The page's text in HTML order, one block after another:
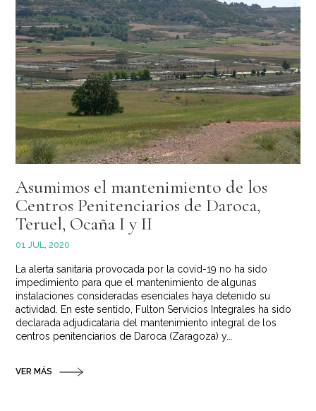
Asumimos el mantenimiento de los
Centros Penitenciarios de Daroca,
Teruel, Ocaña I y II
01 JUL, 2020
La alerta sanitaria provocada por la covid-19 no ha sido
impedimiento para que el mantenimiento de algunas
instalaciones consideradas esenciales haya detenido su
actividad. En este sentido, Fulton Servicios Integrales ha sido
declarada adjudicataria del mantenimiento integral de los
centros penitenciarios de Daroca (Zaragoza) y...
VER MÁS